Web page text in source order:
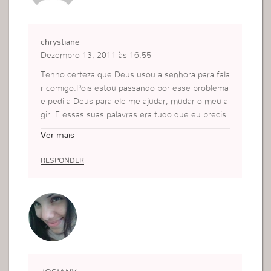
chrystiane
Dezembro 13, 2011 às 16:55
Tenho certeza que Deus usou a senhora para fala
r comigo.Pois estou passando por esse problema
e pedi a Deus para ele me ajudar, mudar o meu a
gir. E essas suas palavras era tudo que eu precis
Ver mais
RESPONDER